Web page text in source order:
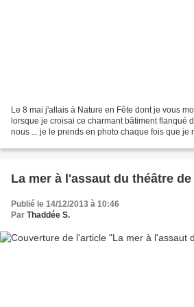
Le 8 mai j'allais à Nature en Fête dont je vous
lorsque je croisai ce charmant bâtiment flanqué
nous ... je le prends en photo chaque fois que je
La mer à l'assaut du théâtre
Publié le 14/12/2013 à 10:46
Par Thaddée S.